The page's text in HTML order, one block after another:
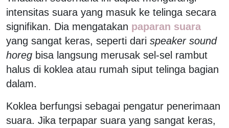
intensitas suara yang masuk ke telinga secara
signifikan. Dia mengatakan paparan suara
yang sangat keras, seperti dari speaker sound
horeg bisa langsung merusak sel-sel rambut
halus di koklea atau rumah siput telinga bagian
dalam.
Koklea berfungsi sebagai pengatur penerimaan
suara. Jika terpapar suara yang sangat keras,